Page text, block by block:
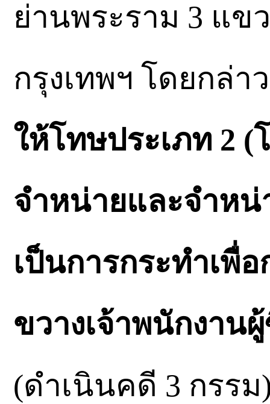
ย่านพระราม 3 แข
กรุงเทพฯ โดยกล่า
ให้โทษประเภท 2 (
จำหน่ายและจำห
เป็นการกระทำเพื่
ขวางเจ้าพนักงาน
(ดำเนินคดี 3 กรร